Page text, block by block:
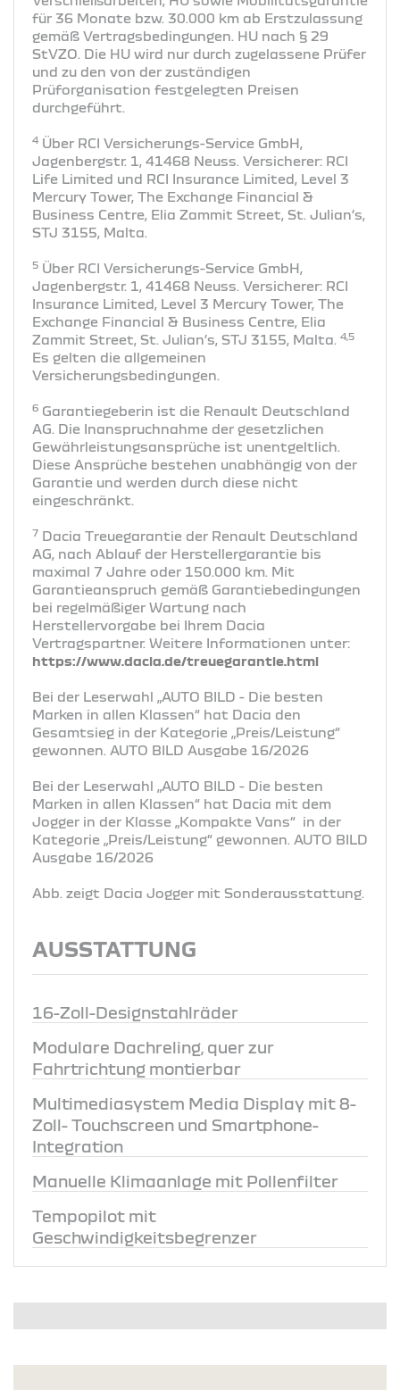
für 36 Monate bzw. 30.000 km ab Erstzulassung
gemäß Vertragsbedingungen. HU nach § 29
StVZO. Die HU wird nur durch zugelassene Prüfer
und zu den von der zuständigen
Prüforganisation festgelegten Preisen
durchgeführt.
4 Über RCI Versicherungs-Service GmbH,
Jagenbergstr. 1, 41468 Neuss. Versicherer: RCI
Life Limited und RCI Insurance Limited, Level 3
Mercury Tower, The Exchange Financial &
Business Centre, Elia Zammit Street, St. Julian’s,
STJ 3155, Malta.
5 Über RCI Versicherungs-Service GmbH,
Jagenbergstr. 1, 41468 Neuss. Versicherer: RCI
Insurance Limited, Level 3 Mercury Tower, The
Exchange Financial & Business Centre, Elia
Zammit Street, St. Julian’s, STJ 3155, Malta.
4,5
Es gelten die allgemeinen
Versicherungsbedingungen.
6 Garantiegeberin ist die Renault Deutschland
AG. Die Inanspruchnahme der gesetzlichen
Gewährleistungsansprüche ist unentgeltlich.
Diese Ansprüche bestehen unabhängig von der
Garantie und werden durch diese nicht
eingeschränkt.
7 Dacia Treuegarantie der Renault Deutschland
AG, nach Ablauf der Herstellergarantie bis
maximal 7 Jahre oder 150.000 km. Mit
Garantieanspruch gemäß Garantiebedingungen
bei regelmäßiger Wartung nach
Herstellervorgabe bei Ihrem Dacia
Vertragspartner. Weitere Informationen unter:
https://www.dacia.de/treuegarantie.html
Bei der Leserwahl „AUTO BILD - Die besten
Marken in allen Klassen“ hat Dacia den
Gesamtsieg in der Kategorie „Preis/Leistung“
gewonnen. AUTO BILD Ausgabe 16/2026
Bei der Leserwahl „AUTO BILD - Die besten
Marken in allen Klassen“ hat Dacia mit dem
Jogger in der Klasse „Kompakte Vans“ in der
Kategorie „Preis/Leistung“ gewonnen. AUTO BILD
Ausgabe 16/2026
Abb. zeigt Dacia Jogger mit Sonderausstattung.
AUSSTATTUNG
16-Zoll-Designstahlräder
Modulare Dachreling, quer zur
Fahrtrichtung montierbar
Multimediasystem Media Display mit 8-
Zoll- Touchscreen und Smartphone-
Integration
Manuelle Klimaanlage mit Pollenfilter
Tempopilot mit
Geschwindigkeitsbegrenzer